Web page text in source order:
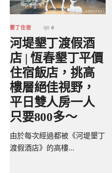
墾丁住宿 0
河堤墾丁渡假酒
店 | 恆春墾丁平價
住宿飯店，挑高
樓層絕佳視野，
平日雙人房一人
只要800多～
由於每次經過都被《河堤墾丁
渡假酒店》的高樓...